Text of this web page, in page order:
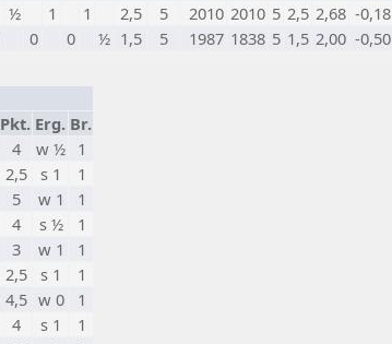
½ 1 1 2,5 5 2010 2010 5 2,5 2,68 -0,18
0 0 ½ 1,5 5 1987 1838 5 1,5 2,00 -0,50
Pkt. Erg. Br.
4 w ½ 1
2,5 s 1
1
5 w 1
1
4 s ½
1
3 w 1
1
2,5 s 1
1
4,5 w 0
1
4 s 1
1